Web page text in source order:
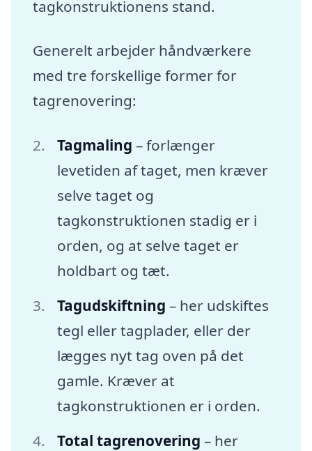
tagkonstruktionens stand.
Generelt arbejder håndværkere
med tre forskellige former for
tagrenovering:
Tagmaling – forlænger
levetiden af taget, men kræver
selve taget og
tagkonstruktionen stadig er i
orden, og at selve taget er
holdbart og tæt.
Tagudskiftning – her udskiftes
tegl eller tagplader, eller der
lægges nyt tag oven på det
gamle. Kræver at
tagkonstruktionen er i orden.
Total tagrenovering – her